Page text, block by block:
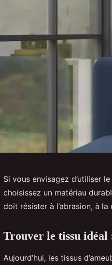
Si vous envisagez d’utiliser
choisissez un matériau
doit résister à l’abrasion, à
Trouver le tissu idéal
Aujourd’hui, les tissus